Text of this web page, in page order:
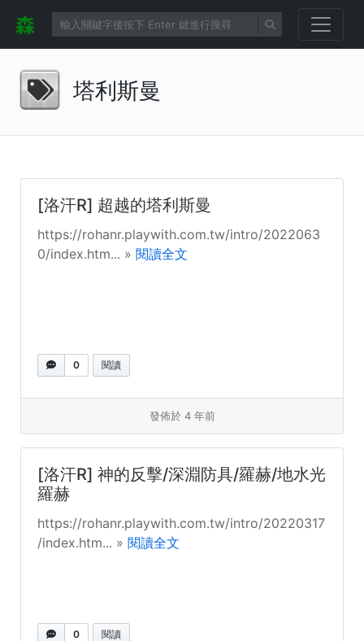
塔利斯曼
[洛汗R] 超越的塔利斯曼
https://rohanr.playwith.com.tw/intro/2022063
0/index.htm... » 閱讀全文
0 閱讀
發佈於 4 年前
[洛汗R] 神的反擊/深淵防具/羅赫/地水光
羅赫
https://rohanr.playwith.com.tw/intro/20220317
/index.htm... » 閱讀全文
0 閱讀